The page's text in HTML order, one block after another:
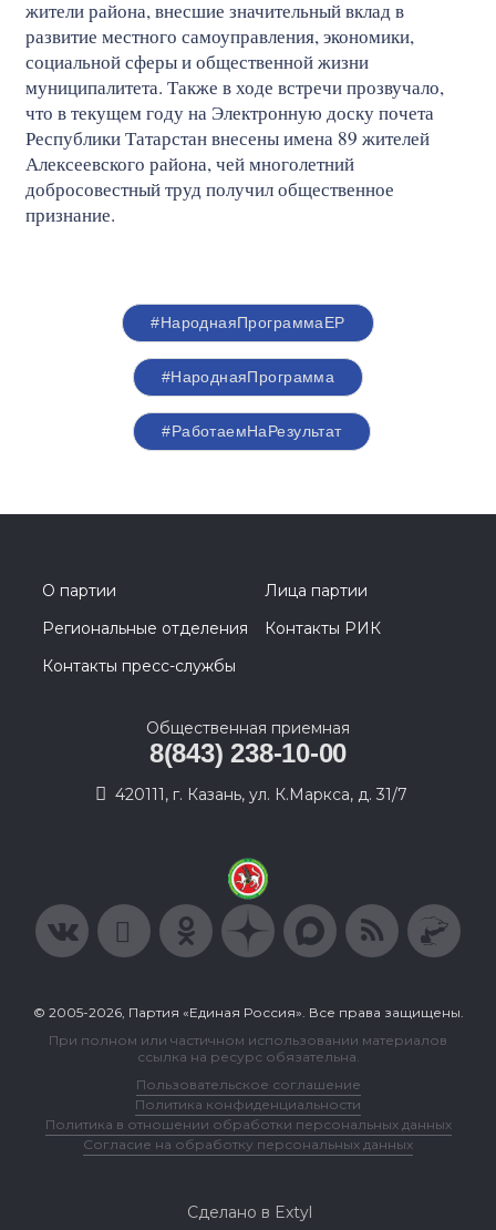
жители района, внесшие значительный вклад в
развитие местного самоуправления, экономики,
социальной сферы и общественной жизни
муниципалитета. Также в ходе встречи прозвучало,
что в текущем году на Электронную доску почета
Республики Татарстан внесены имена 89 жителей
Алексеевского района, чей многолетний
добросовестный труд получил общественное
признание.
#НароднаяПрограммаЕР
#НароднаяПрограмма
#РаботаемНаРезультат
О партии
Лица партии
Региональные отделения
Контакты РИК
Контакты пресс-службы
Общественная приемная
8(843) 238-10-00
420111, г. Казань, ул. К.Маркса, д. 31/7
© 2005-2026, Партия «Единая Россия». Все права защищены.
При полном или частичном использовании материалов
ссылка на ресурс обязательна.
Пользовательское соглашение
Политика конфиденциальности
Политика в отношении обработки персональных данных
Согласие на обработку персональных данных
Сделано в Extyl